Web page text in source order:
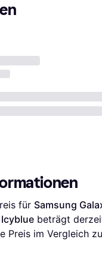
für Samsung
beträgt
Preis im Vergleich zu